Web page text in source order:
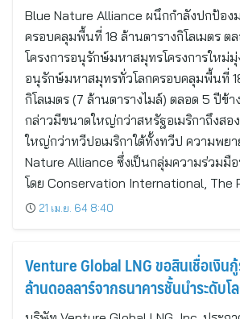
Blue Nature Alliance ผนึกกำลังปกป้อง
ครอบคลุมพื้นที่ 18 ล้านตารางกิโลเมตร ต
โครงการอนุรักษ์มหาสมุทรโครงการใหม่
อนุรักษ์มหาสมุทรทั่วโลกครอบคลุมพื้นที่
กิโลเมตร (7 ล้านตารางไมล์) ตลอด 5 ปีข้
กล่าวมีขนาดใหญ่กว่าสหรัฐอเมริกาถึงสอ
ใหญ่กว่าทวีปอเมริกาใต้ทั้งทวีป ความพย
Nature Alliance ซึ่งเป็นกลุ่มความร่วมมื
โดย Conservation International, The
21 เม.ย. 64 8:40
Venture Global LNG ขอสินเชื่อเงิน
ล้านดอลลาร์จากธนาคารชั้นนำระดับโ